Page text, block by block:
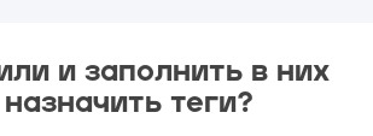
и заполнить в них
теги?